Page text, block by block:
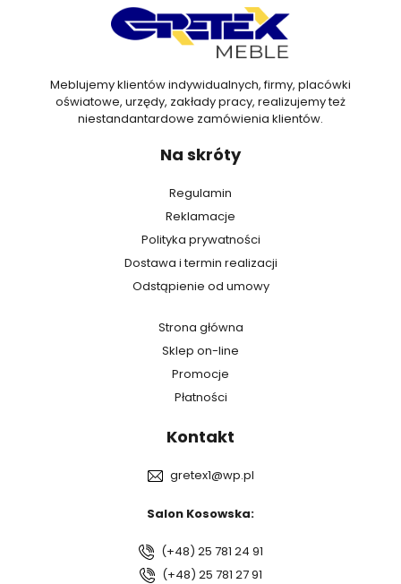
Meblujemy klientów indywidualnych, firmy, placówki
oświatowe, urzędy, zakłady pracy, realizujemy też
niestandantardowe zamówienia klientów.
Na skróty
Regulamin
Reklamacje
Polityka prywatności
Dostawa i termin realizacji
Odstąpienie od umowy
Strona główna
Sklep on-line
Promocje
Płatności
Kontakt
gretex1@wp.pl
Salon Kosowska:
(+48) 25 781 24 91
(+48) 25 781 27 91